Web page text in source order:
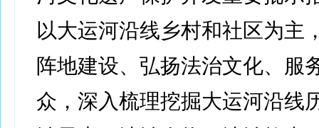
以大运河沿线乡村和社区为主
阵地建设、弘扬法治文化、服
众，深入梳理挖掘大运河沿线